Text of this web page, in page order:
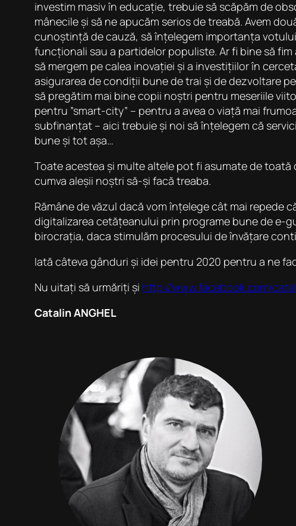
investim masiv în educație, trebuie să scăpăm de
mânecile și să ne apucăm serios de treabă. Avem
cunoștință de cauză, să înțelegem importanța
funcționali sau a partidelor populiste. Ar fi bine să
să mergem pe calea inovației și a investițiilor în
asigurarea de condiții bune de trai și de dezvoltare
să pregătim mai bine copii noștri pentru meseriile
pentru ”smart-city” – pentru a avea o viață mai
subfinanțat – aici trebuie și noi să înțelegem că
bune și tot așa…
Toate acestea și multe altele pot fi asumate de
cumva aleșii noștri să-și facă treaba.
Rămâne de văzul dacă vom înțelege cât mai repede
digitalizarea cetățeanului prin programe bune de e-
birocrația, daca stimulăm procesului de învățare
Iată câteva gânduri și idei pentru 2020 pentru a ne
Nu uitați să urmăriți și http://www.facebook.com/
Catalin ANGHEL